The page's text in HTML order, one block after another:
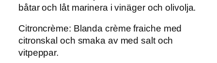
båtar och låt marinera i vinäger och olivolja.
Citroncrème: Blanda crème fraiche med
citronskal och smaka av med salt och
vitpeppar.